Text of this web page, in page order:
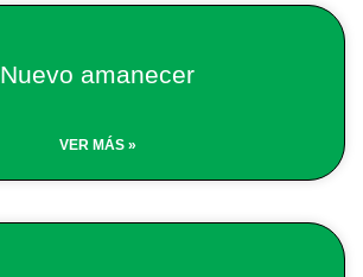
Nuevo amanecer
VER MÁS »